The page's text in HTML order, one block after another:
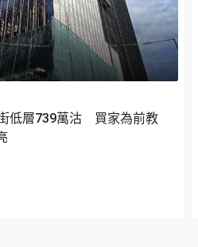
低層739萬沽 買家為前教